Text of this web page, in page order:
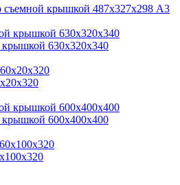
съемной крышкой 487x327x298 А3
крышкой 630x320x340
крышкой 600x400x400